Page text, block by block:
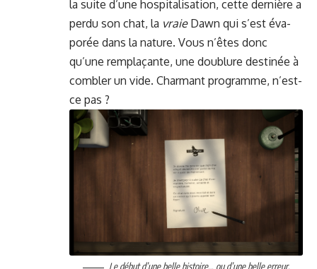
la suite d’une hos­pi­tal­i­sa­tion, cette dernière a
per­du son chat, la vraieDawn qui s’est éva­
porée dans la nature. Vous n’êtes donc
qu’une rem­plaçante, une dou­blure des­tinée à
combler un vide. Char­mant pro­gramme, n’est-
ce pas ?
Le début d’une belle his­toire… ou d’une belle erreur.